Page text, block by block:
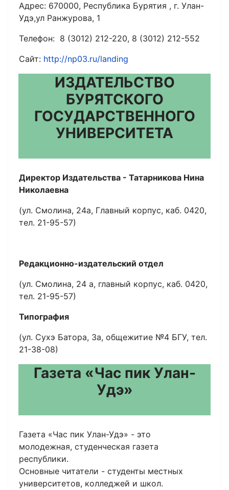
Адрес: 670000, Республика Бурятия , г. Улан-
Удэ,ул Ранжурова, 1
Телефон: 8 (3012) 212-220, 8 (3012) 212-552
Сайт: http://np03.ru/landing
ИЗДАТЕЛЬСТВО
БУРЯТСКОГО
ГОСУДАРСТВЕННОГО
УНИВЕРСИТЕТА
Директор Издательства - Татарникова Нина
Николаевна
(ул. Смолина, 24а, Главный корпус, каб. 0420,
тел. 21-95-57)
Редакционно-издательский отдел
(ул. Смолина, 24 а, главный корпус, каб. 0420,
тел. 21-95-57)
Типография
(ул. Сухэ Батора, 3а, общежитие №4 БГУ, тел.
21-38-08)
Газета «Час пик Улан-
Удэ»
Газета «Час пик Улан-Удэ» - это
молодежная, студенческая газета
республики.
Основные читатели - студенты местных
университетов, колледжей и школ.